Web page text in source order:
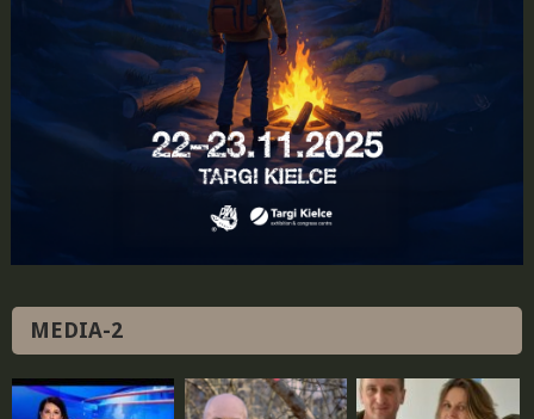
MEDIA-2